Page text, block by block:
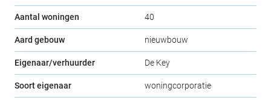
Aantal woningen 40
Aard gebouw nieuwbouw
Eigenaar/verhuurder De Key
Soort eigenaar woningcorporatie